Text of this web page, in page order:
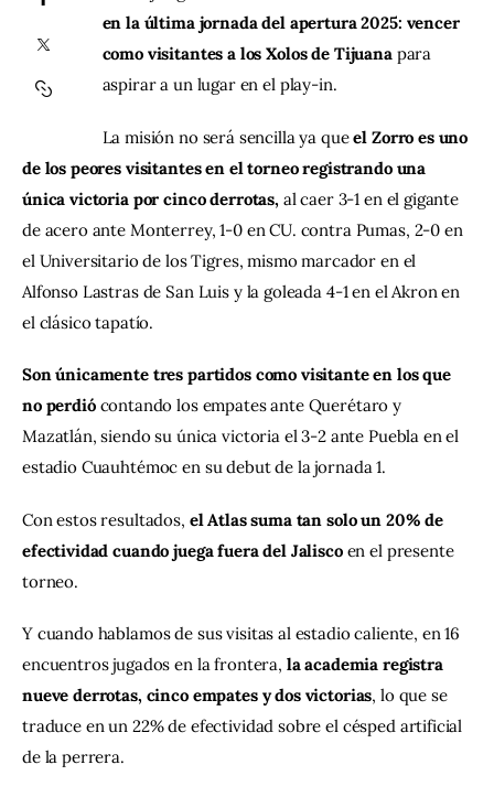
Contacto
en la última jornada del apertura 2025: vencer
como visitantes a los Xolos de Tijuana para
aspirar a un lugar en el play-in.
La misión no será sencilla ya que el Zorro es uno
de los peores visitantes en el torneo registrando una
única victoria por cinco derrotas, al caer 3-1 en el gigante
de acero ante Monterrey, 1-0 en CU. contra Pumas, 2-0 en
el Universitario de los Tigres, mismo marcador en el
Alfonso Lastras de San Luis y la goleada 4-1 en el Akron en
el clásico tapatío.
Son únicamente tres partidos como visitante en los que
no perdió contando los empates ante Querétaro y
Mazatlán, siendo su única victoria el 3-2 ante Puebla en el
estadio Cuauhtémoc en su debut de la jornada 1.
Con estos resultados, el Atlas suma tan solo un 20% de
efectividad cuando juega fuera del Jalisco en el presente
torneo.
Y cuando hablamos de sus visitas al estadio caliente, en 16
encuentros jugados en la frontera, la academia registra
nueve derrotas, cinco empates y dos victorias, lo que se
traduce en un 22% de efectividad sobre el césped artificial
de la perrera.